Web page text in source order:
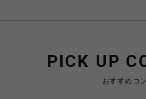
PICK UP
おすすめコ